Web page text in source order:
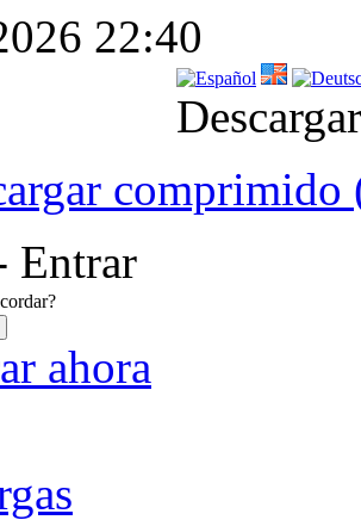
22:40
comprimido
Entrar
ahora